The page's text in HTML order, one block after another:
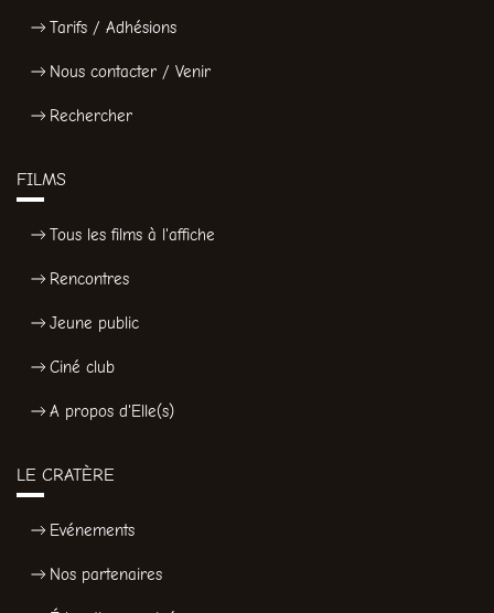
Tarifs / Adhésions
Nous contacter / Venir
Rechercher
FILMS
Tous les films à l'affiche
Rencontres
Jeune public
Ciné club
A propos d'Elle(s)
LE CRATÈRE
Evénements
Nos partenaires